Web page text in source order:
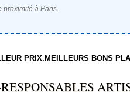
proximité à Paris.
PRIX.MEILLEURS BONS